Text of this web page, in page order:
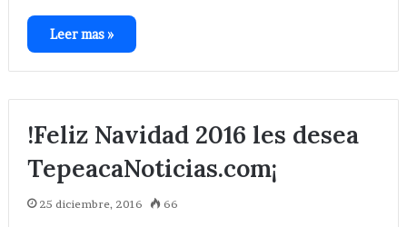
Leer mas »
!Feliz Navidad 2016 les desea
TepeacaNoticias.com¡
25 diciembre, 2016 66